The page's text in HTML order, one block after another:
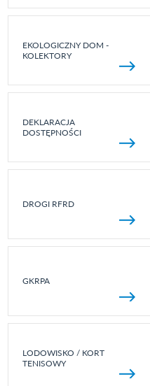
EKOLOGICZNY DOM -
KOLEKTORY
DEKLARACJA
DOSTĘPNOŚCI
DROGI RFRD
GKRPA
LODOWISKO / KORT
TENISOWY